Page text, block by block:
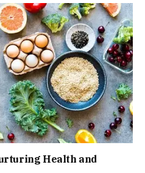
Health and